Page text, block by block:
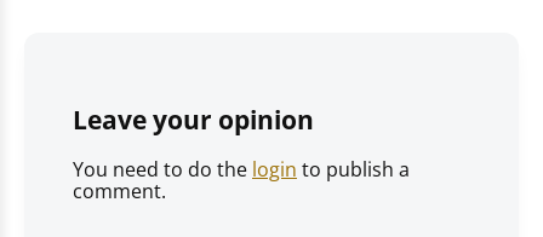
Leave your opinion
You need to do the login to publish a
comment.